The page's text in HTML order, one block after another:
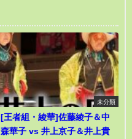
未分類
[王者組・綾華]佐藤綾子＆中
森華子 vs 井上京子＆井上貴